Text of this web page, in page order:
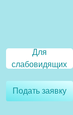
Для
слабовидящих
Подать заявку